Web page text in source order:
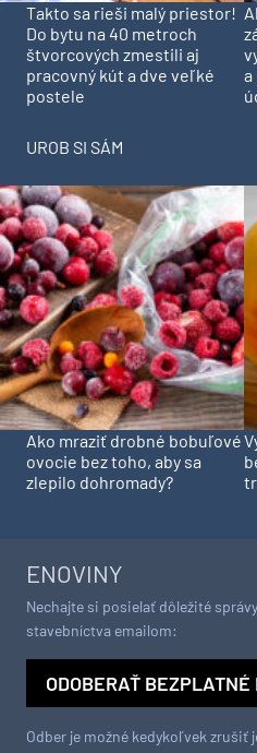
Takto sa rieši malý priestor!
Do bytu na 40 metroch
štvorcových zmestili aj
pracovný kút a dve veľké
postele
a
UROB SI SÁM
Ako mraziť drobné bobuľové
ovocie bez toho, aby sa
zlepilo dohromady?
ENOVINY
Nechajte si posielať dôležité
stavebníctva emailom:
ODOBERAŤ BEZPLATNÉ
Odber je možné kedykoľvek zrušiť